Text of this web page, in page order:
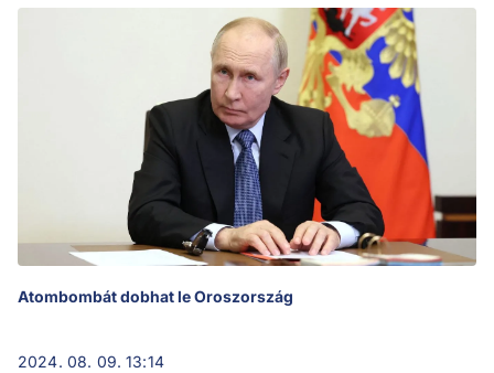
Atombombát dobhat le Oroszország
2024. 08. 09. 13:14